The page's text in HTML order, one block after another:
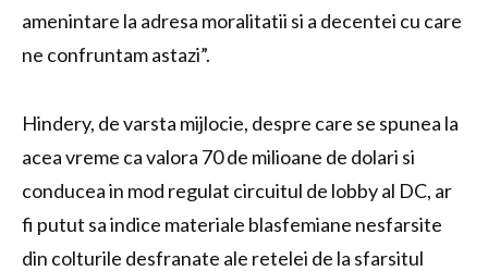
amenintare la adresa moralitatii si a decentei cu care
ne confruntam astazi”.
Hindery, de varsta mijlocie, despre care se spunea la
acea vreme ca valora 70 de milioane de dolari si
conducea in mod regulat circuitul de lobby al DC, ar
fi putut sa indice materiale blasfemiane nesfarsite
din colturile desfranate ale retelei de la sfarsitul